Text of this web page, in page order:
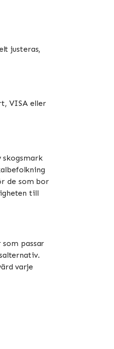
justeras,
VISA eller
skogsmark
de som bor
till
passar
varje